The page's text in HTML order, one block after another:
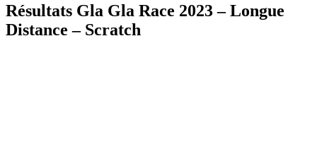
Résultats Gla Gla Race 2023 – Longue
Distance – Scratch